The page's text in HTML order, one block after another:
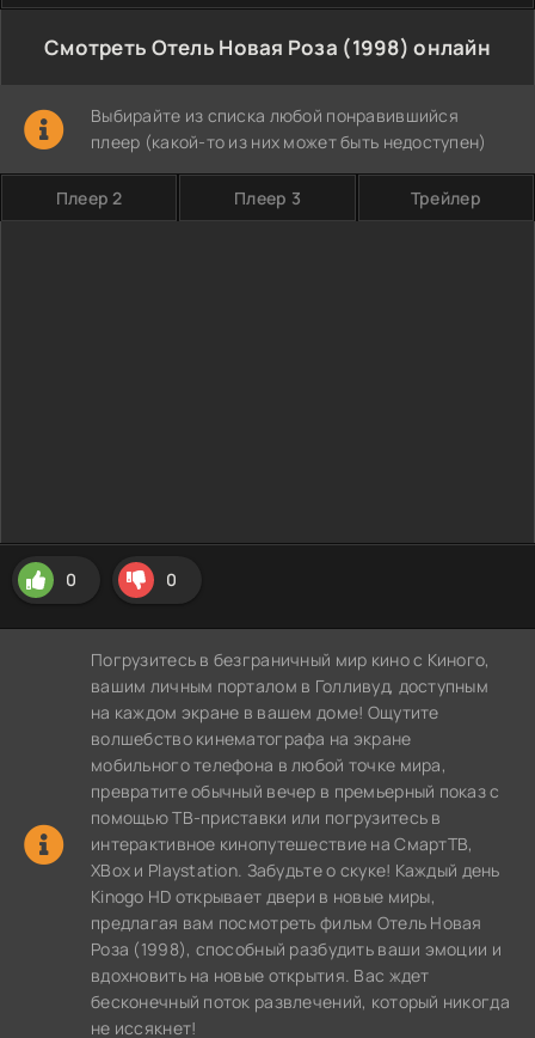
Смотреть Отель Новая Роза (1998) онлайн
Выбирайте из списка любой понравившийся
плеер (какой-то из них может быть недоступен)
Плеер 2 Плеер 3 Трейлер
0 0
Погрузитесь в безграничный мир кино с Киного,
вашим личным порталом в Голливуд, доступным
на каждом экране в вашем доме! Ощутите
волшебство кинематографа на экране
мобильного телефона в любой точке мира,
превратите обычный вечер в премьерный показ с
помощью ТВ-приставки или погрузитесь в
интерактивное кинопутешествие на СмартТВ,
XBox и Playstation. Забудьте о скуке! Каждый день
Kinogo HD открывает двери в новые миры,
предлагая вам посмотреть фильм Отель Новая
Роза (1998), способный разбудить ваши эмоции и
вдохновить на новые открытия. Вас ждет
бесконечный поток развлечений, который никогда
не иссякнет!